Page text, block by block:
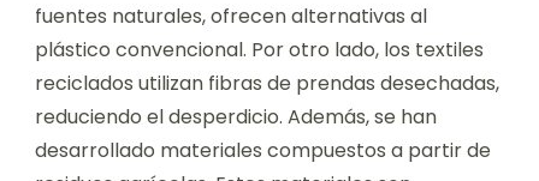
fuentes naturales, ofrecen alternativas al
plástico convencional. Por otro lado, los textiles
reciclados utilizan fibras de prendas desechadas,
reduciendo el desperdicio. Además, se han
desarrollado materiales compuestos a partir de